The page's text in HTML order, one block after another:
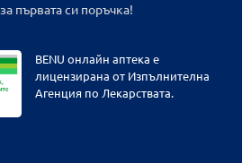
за първата си поръчка!
BENU онлайн аптека е
лицензирана от Изпълнителна
Агенция по Лекарствата.